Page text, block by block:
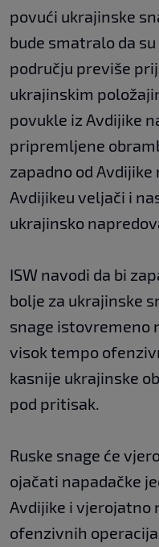
povući ukrajinske
bude smatralo da
području previše
ukrajinskim
povukle iz Avdijike
pripremljene
zapadno od
Avdijikeu veljači i
ukrajinsko
ISW navodi da bi
bolje za ukrajinske
snage istovremeno
visok tempo
kasnije ukrajinske
pod pritisak.
Ruske snage će
ojačati napadačke
Avdijike i vjerojatno
ofenzivnih